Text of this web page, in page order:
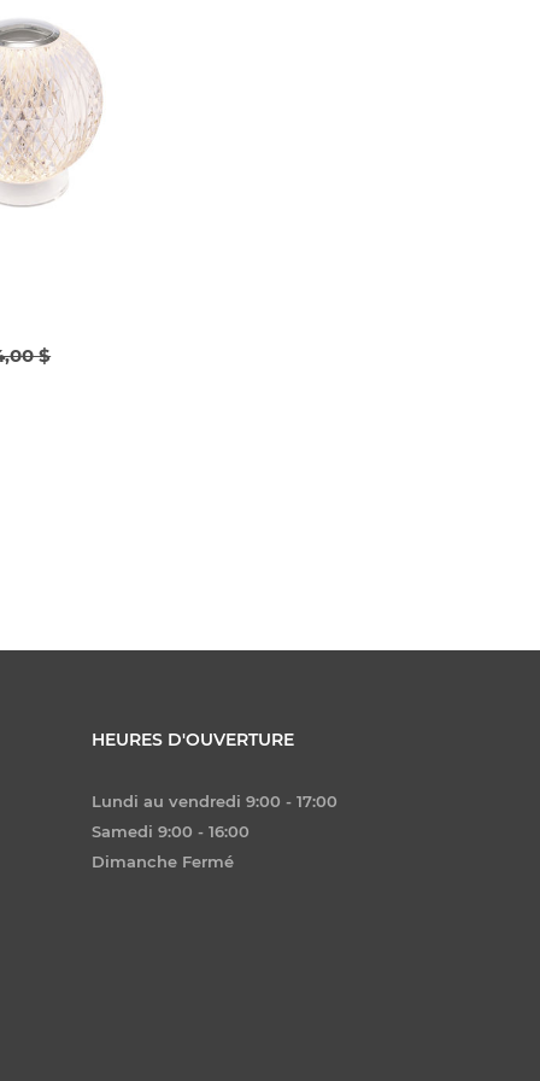
$
HEURES D'OUVERTURE
Lundi au vendredi 9:00 - 17:00
Samedi 9:00 - 16:00
Dimanche Fermé